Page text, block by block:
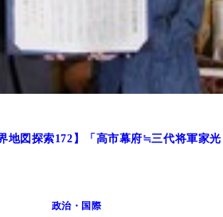
地図探索172】「高市幕府≒三代将軍家光
政治・国際